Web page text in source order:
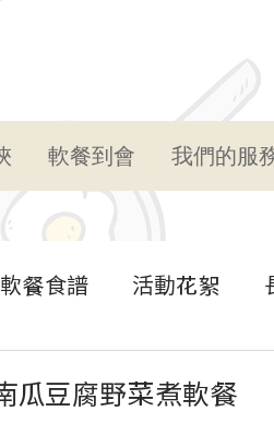
軟餐到會 我們的服
軟餐食譜 活動花絮
瓜豆腐野菜煮軟餐